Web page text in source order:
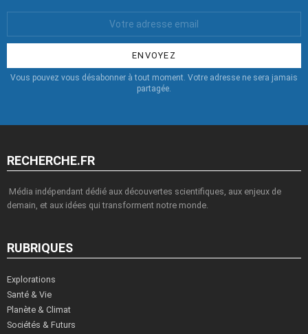
:
Vous pouvez vous désabonner à tout moment. Votre adresse ne sera jamais
partagée.
RECHERCHE.FR
Média indépendant dédié aux découvertes scientifiques, aux enjeux de
demain, et aux idées qui transforment notre monde.
RUBRIQUES
Explorations
Santé & Vie
Planète & Climat
Sociétés & Futurs